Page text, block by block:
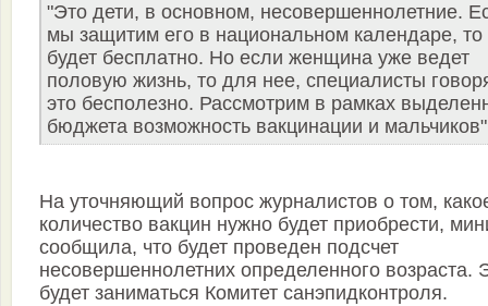
"Это дети, в основном, несовершеннолетние.
мы защитим его в национальном календаре, то
будет бесплатно. Но если женщина уже ведет
половую жизнь, то для нее, специалисты
это бесполезно. Рассмотрим в рамках
бюджета возможность вакцинации и
На уточняющий вопрос журналистов о том,
количество вакцин нужно будет приобрести,
сообщила, что будет проведен подсчет
несовершеннолетних определенного возраста.
будет заниматься Комитет санэпидконтроля.